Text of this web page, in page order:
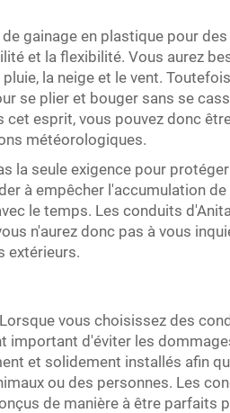
gainage en plastique pour
et la flexibilité. Vous aurez
la neige et le vent.
se plier et bouger sans se
cet esprit, vous pouvez donc
météorologiques.
la seule exigence pour
à empêcher l'accumulation
le temps. Les conduits
n'aurez donc pas à vous
extérieurs.
vous choisissez des
important d'éviter les
et solidement installés afin
ou des personnes. Les
de manière à être parfaits